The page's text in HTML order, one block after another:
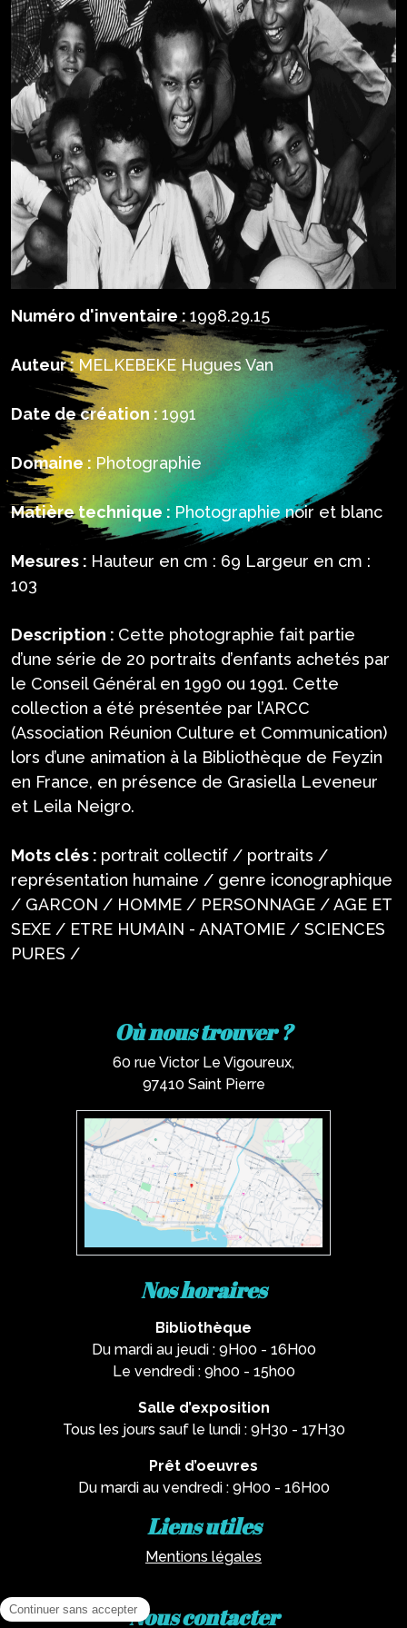
Numéro d'inventaire : 1998.29.15
Auteur : MELKEBEKE Hugues Van
Date de création : 1991
Domaine : Photographie
Matière technique : Photographie noir et blanc
Mesures : Hauteur en cm : 69 Largeur en cm :
103
Description : Cette photographie fait partie
d’une série de 20 portraits d’enfants achetés par
le Conseil Général en 1990 ou 1991. Cette
collection a été présentée par l’ARCC
(Association Réunion Culture et Communication)
lors d’une animation à la Bibliothèque de Feyzin
en France, en présence de Grasiella Leveneur
et Leila Neigro.
Mots clés : portrait collectif / portraits /
représentation humaine / genre iconographique
/ GARCON / HOMME / PERSONNAGE / AGE ET
SEXE / ETRE HUMAIN - ANATOMIE / SCIENCES
PURES /
Où nous trouver ?
60 rue Victor Le Vigoureux,
97410 Saint Pierre
Nos horaires
Bibliothèque
Du mardi au jeudi : 9H00 - 16H00
Le vendredi : 9h00 - 15h00
Salle d’exposition
Tous les jours sauf le lundi : 9H30 - 17H30
Prêt d’oeuvres
Du mardi au vendredi : 9H00 - 16H00
Liens utiles
Mentions légales
Nous contacter